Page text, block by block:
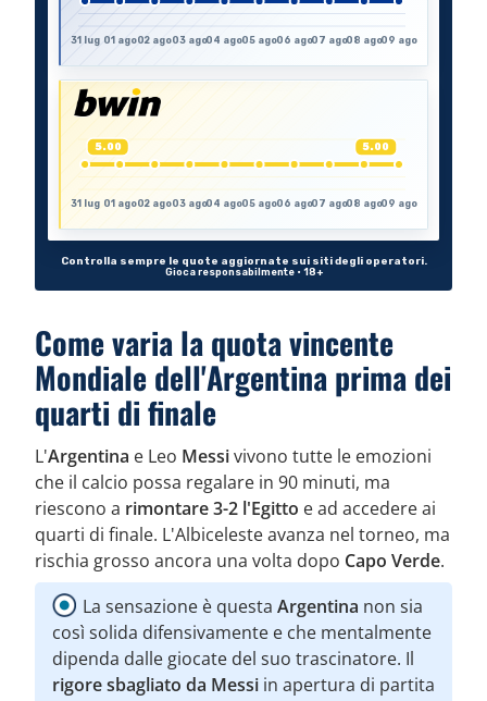
Come varia la quota vincente
Mondiale dell'Argentina prima dei
quarti di finale
L'Argentina e Leo Messivivono tutte le emozioni
che il calcio possa regalare in 90 minuti, ma
riescono a rimontare 3-2 l'Egitto e ad accedere ai
quarti di finale. L'Albiceleste avanza nel torneo, ma
rischia grosso ancora una volta dopo Capo Verde.
La sensazione è questa Argentina non sia
così solida difensivamente e che mentalmente
dipenda dalle giocate del suo trascinatore. Il
rigore sbagliato da Messi in apertura di partita